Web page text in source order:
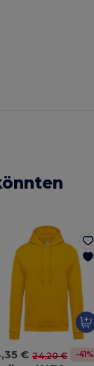
€ 24,20 € -41%